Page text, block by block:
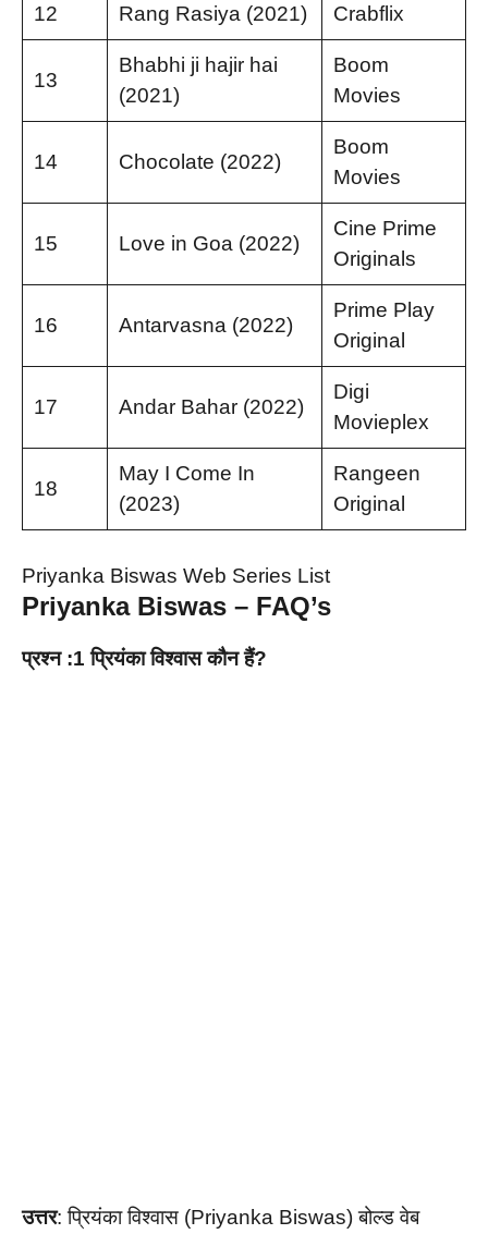
12 Rang Rasiya (2021) Crabflix
13
Bhabhi ji hajir hai
(2021)
Boom
Movies
14 Chocolate (2022)
Boom
Movies
15 Love in Goa (2022)
Cine Prime
Originals
16 Antarvasna (2022)
Prime Play
Original
17 Andar Bahar (2022)
Digi
Movieplex
18
May I Come In
(2023)
Rangeen
Original
Priyanka Biswas Web Series List
Priyanka Biswas – FAQ’s
प्रश्न :1 प्रियंका विश्वास कौन हैं?
उत्तर: प्रियंका विश्वास (Priyanka Biswas) बोल्ड वेब